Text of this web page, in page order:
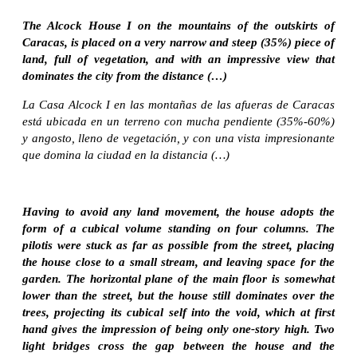
The Alcock House I on the mountains of the outskirts of
Caracas, is placed on a very narrow and steep (35%) piece of
land, full of vegetation, and with an impressive view that
dominates the city from the distance (…)
La Casa Alcock I en las montañas de las afueras de Caracas
está ubicada en un terreno con mucha pendiente (35%-60%)
y angosto, lleno de vegetación, y con una vista impresionante
que domina la ciudad en la distancia (…)
Having to avoid any land movement, the house adopts the
form of a cubical volume standing on four columns. The
pilotis were stuck as far as possible from the street, placing
the house close to a small stream, and leaving space for the
garden. The horizontal plane of the main floor is somewhat
lower than the street, but the house still dominates over the
trees, projecting its cubical self into the void, which at first
hand gives the impression of being only one-story high. Two
light bridges cross the gap between the house and the